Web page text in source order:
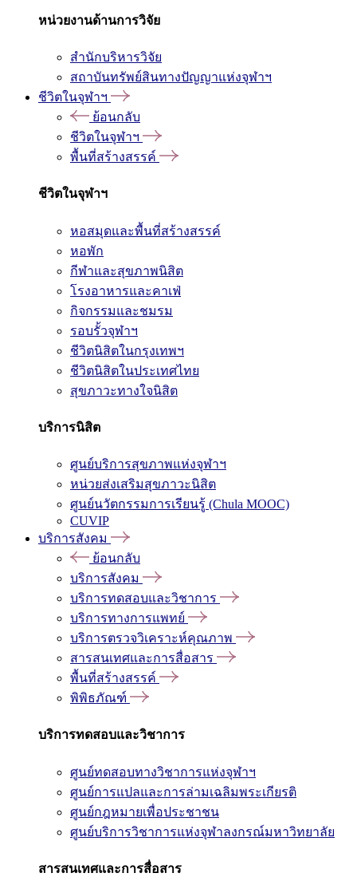
หน่วยงานด้านการวิจัย
สำนักบริหารวิจัย
สถาบันทรัพย์สินทางปัญญาแห่งจุฬาฯ
ชีวิตในจุฬาฯ
ย้อนกลับ
ชีวิตในจุฬาฯ
พื้นที่สร้างสรรค์
ชีวิตในจุฬาฯ
หอสมุดและพื้นที่สร้างสรรค์
หอพัก
กีฬาและสุขภาพนิสิต
โรงอาหารและคาเฟ่
กิจกรรมและชมรม
รอบรั้วจุฬาฯ
ชีวิตนิสิตในกรุงเทพฯ
ชีวิตนิสิตในประเทศไทย
สุขภาวะทางใจนิสิต
บริการนิสิต
ศูนย์บริการสุขภาพแห่งจุฬาฯ
หน่วยส่งเสริมสุขภาวะนิสิต
ศูนย์นวัตกรรมการเรียนรู้ (Chula MOOC)
CUVIP
บริการสังคม
ย้อนกลับ
บริการสังคม
บริการทดสอบและวิชาการ
บริการทางการแพทย์
บริการตรวจวิเคราะห์คุณภาพ
สารสนเทศและการสื่อสาร
พื้นที่สร้างสรรค์
พิพิธภัณฑ์
บริการทดสอบและวิชาการ
ศูนย์ทดสอบทางวิชาการแห่งจุฬาฯ
ศูนย์การแปลและการล่ามเฉลิมพระเกียรติ
ศูนย์กฎหมายเพื่อประชาชน
ศูนย์บริการวิชาการแห่งจุฬาลงกรณ์มหาวิทยาลัย
สารสนเทศและการสื่อสาร